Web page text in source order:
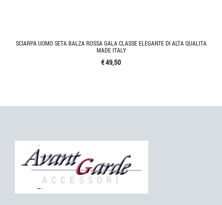
SCIARPA UOMO SETA BALZA ROSSA GALA CLASSE ELEGANTE DI ALTA QUALITA
MADE ITALY
€ 49,50